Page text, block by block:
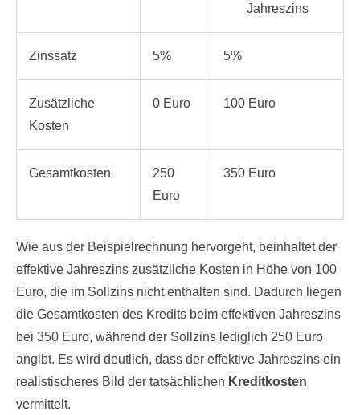
Jahreszins
Zinssatz 5% 5%
Zusätzliche
Kosten
0 Euro 100 Euro
Gesamtkosten
250
Euro
350 Euro
Wie aus der Beispielrechnung hervorgeht, beinhaltet der
effektive Jahreszins zusätzliche Kosten in Höhe von 100
Euro, die im Sollzins nicht enthalten sind. Dadurch liegen
die Gesamtkosten des Kredits beim effektiven Jahreszins
bei 350 Euro, während der Sollzins lediglich 250 Euro
angibt. Es wird deutlich, dass der effektive Jahreszins ein
realistischeres Bild der tatsächlichen Kreditkosten
vermittelt.